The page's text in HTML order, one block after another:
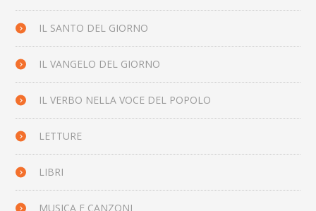
IL SANTO DEL GIORNO
IL VANGELO DEL GIORNO
IL VERBO NELLA VOCE DEL POPOLO
LETTURE
LIBRI
MUSICA E CANZONI